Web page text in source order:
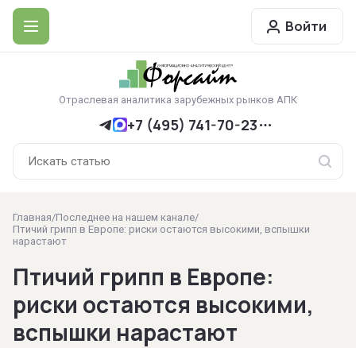
Войти
Отраслевая аналитика зарубежных рынков АПК
+7 (495) 741-70-23
Главная/Последнее на нашем канале/
Птичий грипп в Европе: риски остаются высокими, вспышки
нарастают
Птичий грипп в Европе:
риски остаются высокими,
вспышки нарастают